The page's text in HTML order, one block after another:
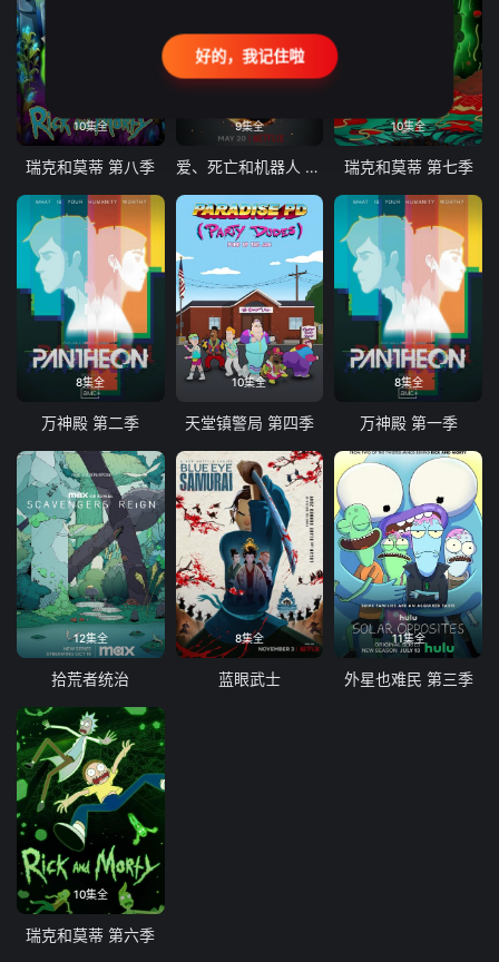
10集全
瑞克和莫蒂 第八季
9集全
爱、死亡和机器人 第三季
10集全
瑞克和莫蒂 第七季
8集全
万神殿 第二季
10集全
天堂镇警局 第四季
8集全
万神殿 第一季
12集全
拾荒者统治
8集全
蓝眼武士
11集全
外星也难民 第三季
10集全
瑞克和莫蒂 第六季
好的，我记住啦